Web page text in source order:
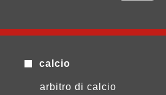
calcio
arbitro di calcio